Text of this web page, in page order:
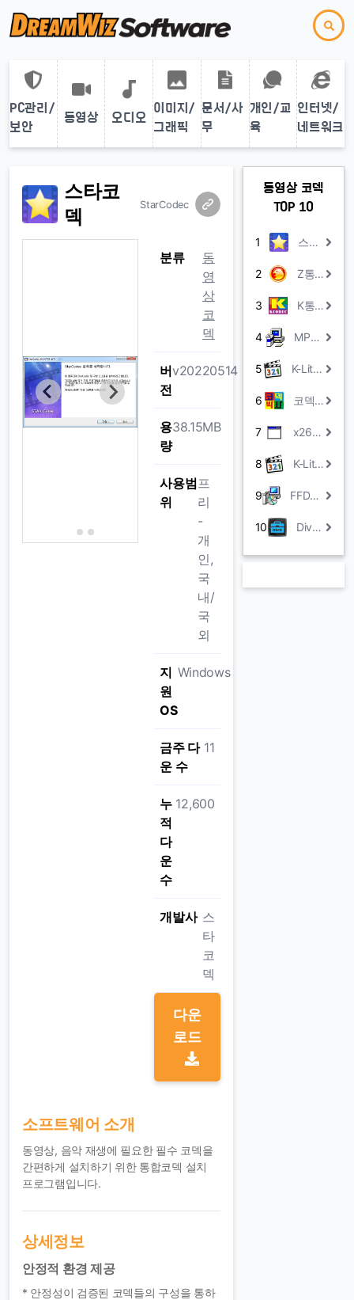
PC관리/
보안
동영상 오디오
이미지/
그래픽
문서/사
무
개인/교
육
인터넷/
네트워크
스타코
덱
StarCodec
분류
동
영
상
코
덱
버
전
v20220514
용
량
38.15MB
사용범
위
프
리
-
개
인,
국
내/
국
외
지
원
OS
Windows
금주 다
운 수
11
누
적
다
운
수
12,600
개발사 스
타
코
덱
다운
로드
소프트웨어 소개
동영상, 음악 재생에 필요한 필수 코덱을
간편하게 설치하기 위한 통합코덱 설치
프로그램입니다.
상세정보
안정적 환경 제공
* 안정성이 검증된 코덱들의 구성을 통하
동영상 코덱
TOP 10
1 스타코덱
2 Z통합코덱
3 K통합코덱
4 MPEG-2 Codec
5 K-Lite Mega Codec Pack
6 코덱박사 슈퍼코덱
7 x264 Video Codec
8 K-Lite Codec Pack
9 FFDShow MPEG-4 Video Decoder
10 DivX Player